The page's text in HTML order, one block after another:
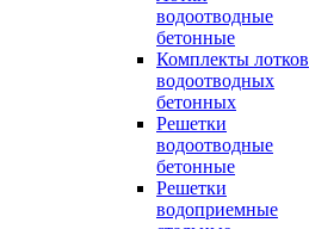
водоотводные
бетонные
Комплекты лотков
водоотводных
бетонных
Решетки
водоотводные
бетонные
Решетки
водоприемные